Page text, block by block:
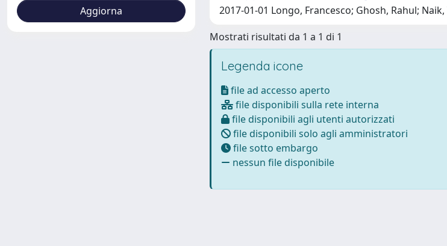
2017-01-01 Longo, Francesco; Ghosh, Rahul;
Mostrati risultati da 1 a 1 di 1
Legenda icone
file ad accesso aperto
file disponibili sulla rete interna
file disponibili agli utenti autorizzati
file disponibili solo agli amministratori
file sotto embargo
nessun file disponibile